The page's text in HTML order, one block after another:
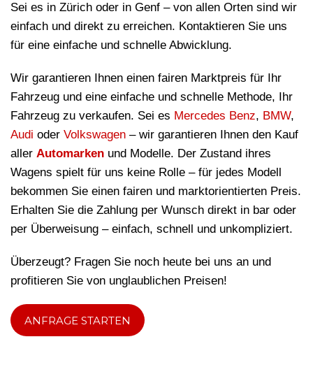
Sei es in Zürich oder in Genf – von allen Orten sind wir
einfach und direkt zu erreichen. Kontaktieren Sie uns
für eine einfache und schnelle Abwicklung.
Wir garantieren Ihnen einen fairen Marktpreis für Ihr
Fahrzeug und eine einfache und schnelle Methode, Ihr
Fahrzeug zu verkaufen. Sei es Mercedes Benz, BMW,
Audi oder Volkswagen – wir garantieren Ihnen den Kauf
aller Automarken und Modelle. Der Zustand ihres
Wagens spielt für uns keine Rolle – für jedes Modell
bekommen Sie einen fairen und marktorientierten Preis.
Erhalten Sie die Zahlung per Wunsch direkt in bar oder
per Überweisung – einfach, schnell und unkompliziert.
Überzeugt? Fragen Sie noch heute bei uns an und
profitieren Sie von unglaublichen Preisen!
ANFRAGE STARTEN